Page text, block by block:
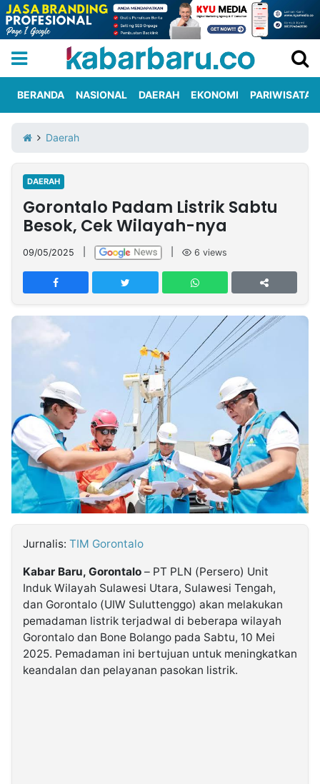
Iklan
Berita
Kami
Nasional
International
Olahraga
Entertainment
Daerah
Pariwisata
Kuliner
Kolom
Network
PT
TREETAN
MULTIMEDIA
INDONESIA
Partner
Insight
NTB
Suara
Time
Lens
IDN
Daily
Jogja
Jalan
Rakyat
Idealita
News
Kita
Notice
Dinamikapost.com
Radar
Baru
Seedbacklink
Follow
Kabarbaru
BERANDA NASIONAL DAERAH EKONOMI PARIWISATA
Daerah
DAERAH
Gorontalo Padam Listrik Sabtu
Besok, Cek Wilayah-nya
09/05/2025 6 views
Jurnalis: TIM Gorontalo
Kabar Baru, Gorontalo – PT PLN (Persero) Unit
Induk Wilayah Sulawesi Utara, Sulawesi Tengah,
dan Gorontalo (UIW Suluttenggo) akan melakukan
pemadaman listrik terjadwal di beberapa wilayah
Gorontalo dan Bone Bolango pada Sabtu, 10 Mei
2025. Pemadaman ini bertujuan untuk meningkatkan
keandalan dan pelayanan pasokan listrik.